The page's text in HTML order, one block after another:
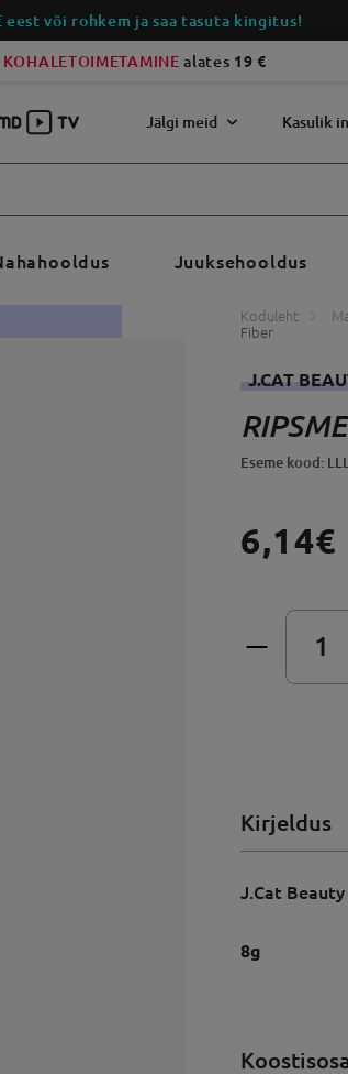
eest või rohkem ja saa tasuta kingitus!
KOHALETOIMETAMINE alates 19 €
Jälgi meid Kasulik
Juuksehooldus
Koduleht
Fiber
J.CAT
Eseme kood:
6,14€
Kirjeldus
J.Cat Beauty
8g